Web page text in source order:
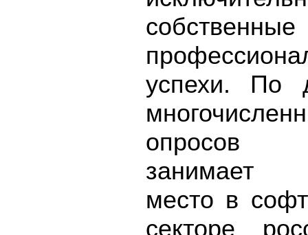
собственные
успехи. По
занимает
место в
секторе